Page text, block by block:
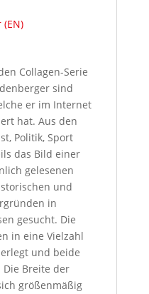
Collagen-Serie
sind
er im Internet
hat. Aus den
Politik, Sport
das Bild einer
gelesenen
und
in
gesucht. Die
in eine Vielzahl
und beide
Breite der
größenmäßig